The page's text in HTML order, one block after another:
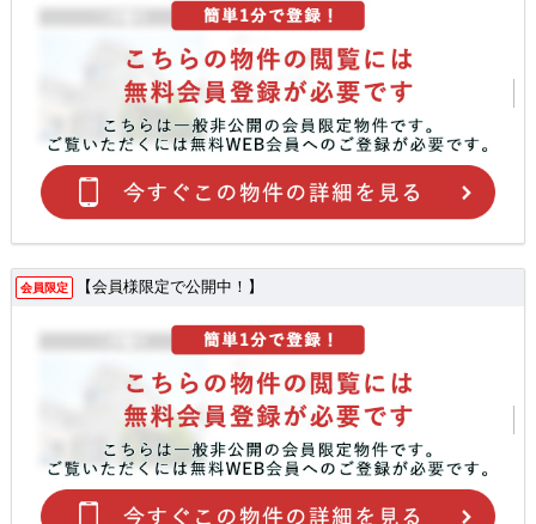
会員限定 【会員様限定で公開中！】